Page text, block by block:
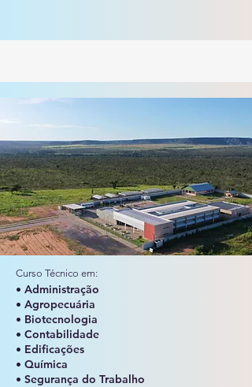
Curso Técnico em:
• Administração
• Agropecuária
• Biotecnologia
• Contabilidade
• Edificações
• Química
• Segurança do Trabalho